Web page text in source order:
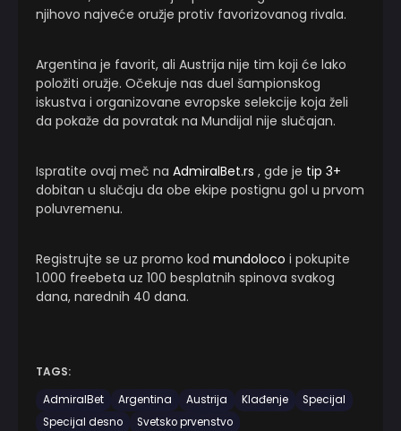
njihovo najveće oružje protiv favorizovanog rivala.
Argentina je favorit, ali Austrija nije tim koji će lako
položiti oružje. Očekuje nas duel šampionskog
iskustva i organizovane evropske selekcije koja želi
da pokaže da povratak na Mundijal nije slučajan.
Ispratite ovaj meč na AdmiralBet.rs , gde je tip 3+
dobitan u slučaju da obe ekipe postignu gol u prvom
poluvremenu.
Registrujte se uz promo kod mundoloco i pokupite
1.000 freebeta uz 100 besplatnih spinova svakog
dana, narednih 40 dana.
TAGS:
AdmiralBet
Argentina Austrija Klađenje
Specijal
Specijal desno
Svetsko prvenstvo